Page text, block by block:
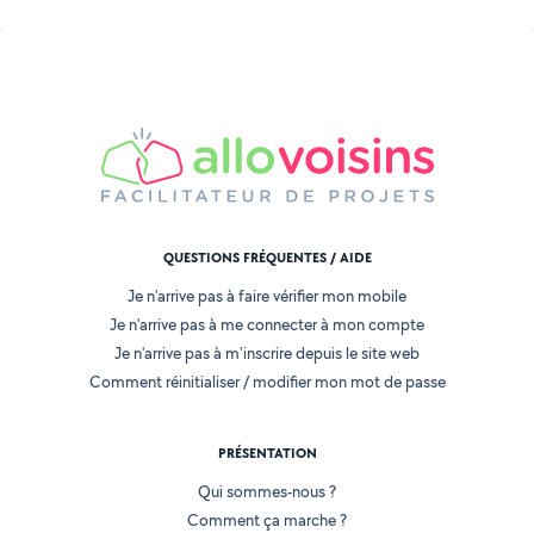
QUESTIONS FRÉQUENTES / AIDE
Je n'arrive pas à faire vérifier mon mobile
Je n'arrive pas à me connecter à mon compte
Je n'arrive pas à m'inscrire depuis le site web
Comment réinitialiser / modifier mon mot de passe
PRÉSENTATION
Qui sommes-nous ?
Comment ça marche ?